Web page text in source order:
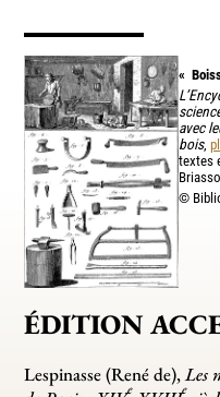
«
avec
bois,
textes
©
ÉDITION
Lespinasse (René de),Les
e e